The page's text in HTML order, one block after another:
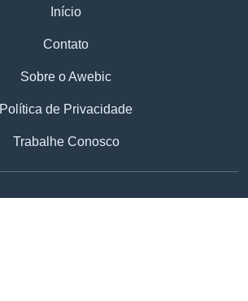
Início
Contato
Sobre o Awebic
Política de Privacidade
Trabalhe Conosco